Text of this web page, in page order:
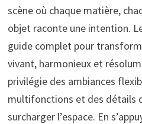
scène où chaque matière,
objet raconte une intention.
guide complet pour
vivant, harmonieux et
privilégie des ambiances
multifonctions et des détails
surcharger l’espace. En